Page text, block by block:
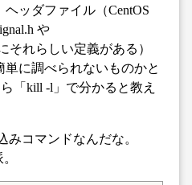
ッダファイル（CentOS
や
それらしい定義がある）
に調べられないものかと
「kill -l」で分かると教え
コマンドなんだな。